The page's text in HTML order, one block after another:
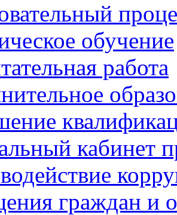
обучение
работа
кабинет
граждан и